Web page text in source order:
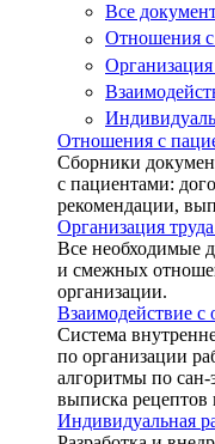
Все
Отношения
Отношения с
Сборники
с пациентами:
рекомендации,
Организация
Все необходимые
и смежных
организации.
Взаимодействие с
Система
по организации
алгоритмы по
выписка рецептов
Индивидуальная